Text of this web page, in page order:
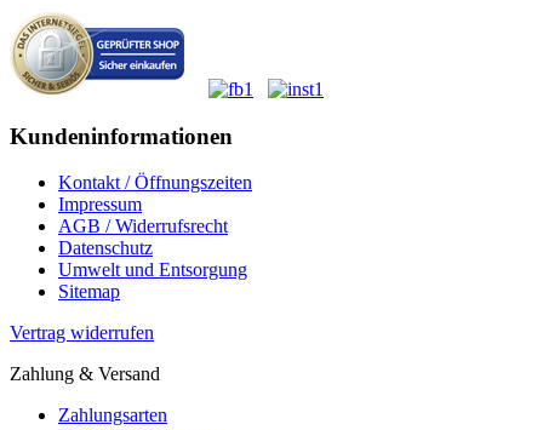
Kundeninformationen
Kontakt / Öffnungszeiten
Impressum
AGB / Widerrufsrecht
Datenschutz
Umwelt und Entsorgung
Sitemap
Vertrag widerrufen
Zahlung & Versand
Zahlungsarten